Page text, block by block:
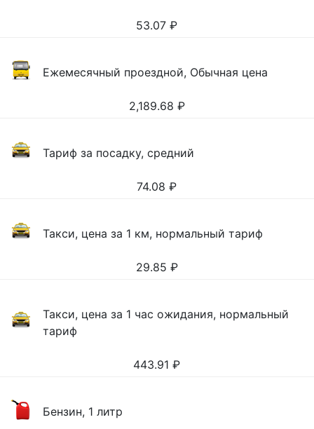
53.07 ₽
Ежемесячный проездной, Обычная цена
2,189.68 ₽
Тариф за посадку, средний
74.08 ₽
Такси, цена за 1 км, нормальный тариф
29.85 ₽
Такси, цена за 1 час ожидания, нормальный
тариф
443.91 ₽
Бензин, 1 литр